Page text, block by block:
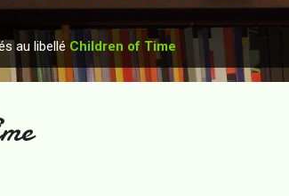
MENTIONS LÉGALES
au libellé Children of Time